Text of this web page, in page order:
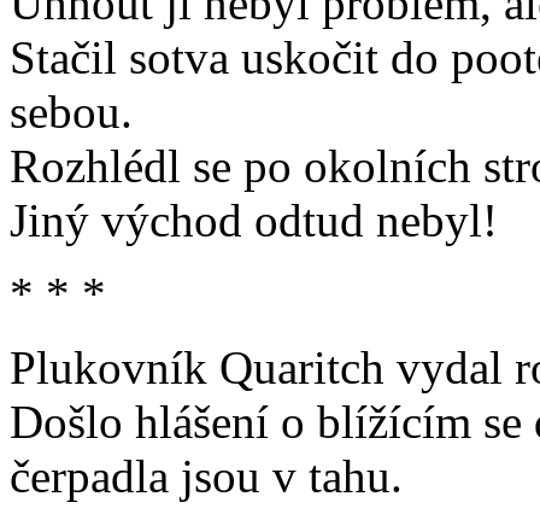
Stačil sotva uskočit do
sebou.
Rozhlédl se po okolních
Jiný východ odtud nebyl!
* * *
Plukovník Quaritch vydal
Došlo hlášení o blížícím se
čerpadla jsou v tahu.